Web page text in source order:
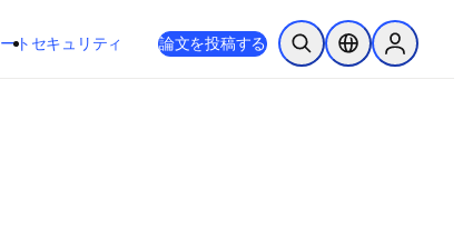
ト 新しいタブ／ウィンドウで開く
opens in new tab/window
セキュリティ 論文を投稿する 検索を開くロケーションセ
Sign in to